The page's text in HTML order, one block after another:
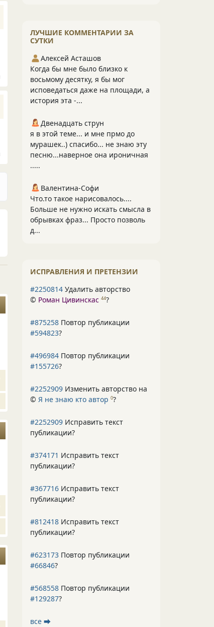
ЛУЧШИЕ КОММЕНТАРИИ ЗА
СУТКИ
Алексей Асташов
Когда бы мне было близко к
восьмому десятку, я бы мог
исповедаться даже на площади, а
история эта -...
Двенадцать струн
я в этой теме... и мне прмо до
мурашек..) спасибо... не знаю эту
песню...наверное она ироничная
.....
Валентина-Софи
Что.то такое нарисовалось....
Больше не нужно искать смысла в
обрывках фраз... Просто позволь
д...
ИСПРАВЛЕНИЯ И ПРЕТЕНЗИИ
#2250814 Удалить авторство
© Роман Цивинскас 44?
#875258 Повтор публикации
#594823?
#496984 Повтор публикации
#155726?
#2252909 Изменить авторство на
© Я не знаю кто автор 0?
#2252909 Исправить текст
публикации?
#374171 Исправить текст
публикации?
#367716 Исправить текст
публикации?
#812418 Исправить текст
публикации?
#623173 Повтор публикации
#66846?
#568558 Повтор публикации
#129287?
все ⮕